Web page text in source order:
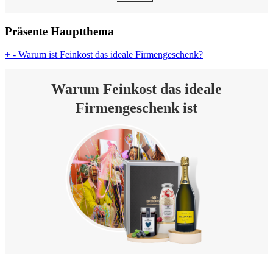
Präsente Hauptthema
+ - Warum ist Feinkost das ideale Firmengeschenk?
Warum Feinkost das ideale
Firmengeschenk ist